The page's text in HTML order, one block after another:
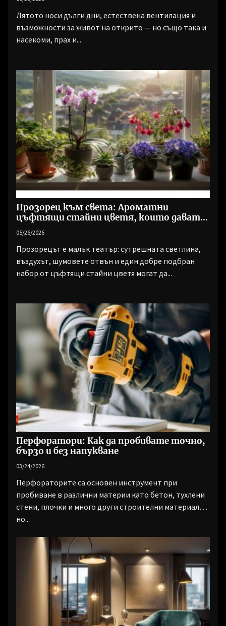
Лятото носи дълги дни, естествена вентилация и
възможности за живот на открито — но също така и
насекоми, прах и...
Прозорец към света: Ароматни
цъфтящи стайни цветя, които дават
05/26/2026
Прозорецът е малък театър: сутрешната светлина,
въздухът, шумовете отвън и един добре подбран
набор от цъфтящи стайни цветя могат да...
Перфоратори: Как да пробивате точно,
бързо и без напукване
03/24/2026
Перфораторите са основен инструмент при
пробиване в различни материи като бетон, тухлени
стени, плочки и много други строителни материали,
но...